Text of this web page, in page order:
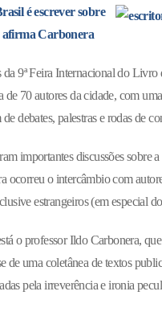
é escrever sobre
afirma Carbonera
9ª Feira Internacional do
70 autores da cidade, com
debates, palestras e rodas de
importantes discussões sobre
ocorreu o intercâmbio com
estrangeiros (em especial
o professor Ildo Carbonera,
de uma coletânea de textos
pela irreverência e ironia